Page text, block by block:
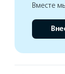
Вместе